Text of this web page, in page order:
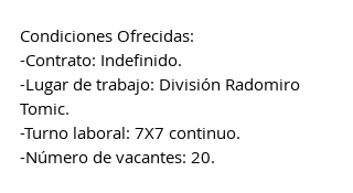
Condiciones Ofrecidas:
-Contrato: Indefinido.
-Lugar de trabajo: División Radomiro
Tomic.
-Turno laboral: 7X7 continuo.
-Número de vacantes: 20.